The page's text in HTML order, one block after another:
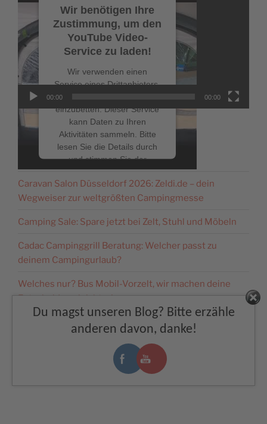
Wir benötigen Ihre
Zustimmung, um den
YouTube Video-
Service zu laden!
Wir verwenden einen
Service eines Drittanbieters,
einzubetten. Dieser Service
kann Daten zu Ihren
Aktivitäten sammeln. Bitte
lesen Sie die Details durch
und stimmen Sie der
Nutzung des Service zu, um
dieses Video anzusehen.
Mehr Informationen
Akzeptieren
Consent Management
Platform& eRecht24
00:00 00:00
NEUESTE BEITRÄGE
Caravan Salon Düsseldorf 2026: Zeldi.de – dein
Wegweiser zur weltgrößten Campingmesse
Camping Sale: Spare jetzt bei Zelt, Stuhl und Möbeln
Cadac Campinggrill Beratung: Welcher passt zu
deinem Campingurlaub?
Welches nur? Bus Mobil-Vorzelt, wir machen deine
Entscheidung leichter!
Upgrade für dein Wochenende: Meine Top 4
Schnäppchen
Du magst unseren Blog? Bitte erzähle
anderen davon, danke!
Facebook